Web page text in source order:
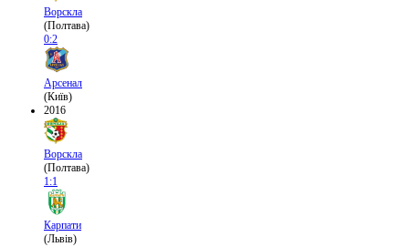
Ворскла
(Полтава)
0:2
Арсенал
(Київ)
2016
Ворскла
(Полтава)
1:1
Карпати
(Львів)